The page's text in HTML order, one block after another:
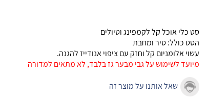
סט כלי אוכל קל לקמפינג וטיולים
הסט כולל: סיר ומחבת
עשוי אלומניום קל וחזק עם ציפוי אנודייז להגנה.
מיועד לשימוש על גבי מבער גז בלבד, לא מתאים למדורה
שאל אותנו על מוצר זה